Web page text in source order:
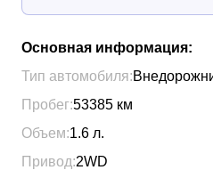
Основная информация:
Тип автомобиля:
Пробег:53385 км
Объем:1.6 л.
Привод:2WD